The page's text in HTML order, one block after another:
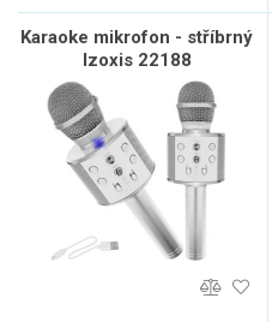
Karaoke mikrofon - stříbrný
Izoxis 22188